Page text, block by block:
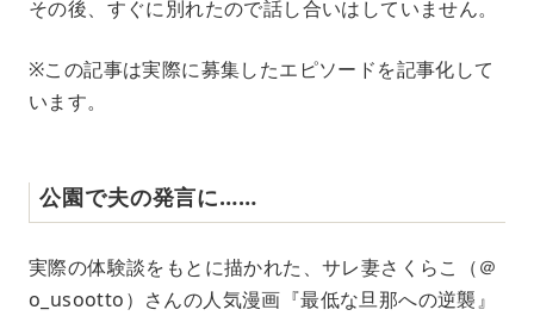
その後、すぐに別れたので話し合いはしていません。
※この記事は実際に募集したエピソードを記事化して
います。
公園で夫の発言に……
実際の体験談をもとに描かれた、サレ妻さくらこ（＠
o_usootto）さんの人気漫画『最低な旦那への逆襲』